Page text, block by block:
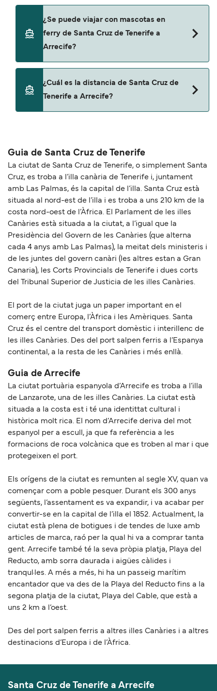
Balearia
Naviera Armas
¿Se puede viajar con mascotas en
ferry de Santa Cruz de Tenerife a
Arrecife?
ferry. Puede que necesites el pasaporte de tus
puedes viajar con mascotas con:
¿Cuál es la distancia de Santa Cruz de
Tenerife a Arrecife?
Guia de Santa Cruz de Tenerife
La ciutat de Santa Cruz de Tenerife, o simplement Santa
Cruz, es troba a l’illa canària de Tenerife i, juntament
amb Las Palmas, és la capital de l’illa. Santa Cruz està
situada al nord-est de l’illa i es troba a uns 210 km de la
costa nord-oest de l’Àfrica. El Parlament de les illes
Canàries està situada a la ciutat, a l’igual que la
Presidència del Govern de les Canàries (que alterna
cada 4 anys amb Las Palmas), la meitat dels ministeris i
de les juntes del govern canàri (les altres estan a Gran
Canaria), les Corts Provincials de Tenerife i dues corts
del Tribunal Superior de Justicia de les illes Canàries.
El port de la ciutat juga un paper important en el
comerç entre Europa, l’Àfrica i les Amèriques. Santa
Cruz és el centre del transport domèstic i interillenc de
les illes Canàries. Des del port salpen ferris a l’Espanya
continental, a la resta de les Canàries i més enllà.
Guia de Arrecife
La ciutat portuària espanyola d’Arrecife es troba a l’illa
de Lanzarote, una de les illes Canàries. La ciutat està
situada a la costa est i té una identittat cultural i
històrica molt rica. El nom d’Arrecife deriva del mot
espanyol per a escull, ja que fa referència a les
formacions de roca volcànica que es troben al mar i que
protegeixen el port.
Els orígens de la ciutat es remunten al segle XV, quan va
començar com a poble pesquer. Durant els 300 anys
següents, l’assentament es va expandir, i va acabar per
convertir-se en la capital de l’illa el 1852. Actualment, la
ciutat està plena de botigues i de tendes de luxe amb
articles de marca, raó per la qual hi va a comprar tanta
gent. Arrecife també té la seva pròpia platja, Playa del
Reducto, amb sorra daurada i aigües càlides i
tranqul·les. A més a més, hi ha un passeig marítim
encantador que va des de la Playa del Reducto fins a la
segona platja de la ciutat, Playa del Cable, que està a
uns 2 km a l’oest.
Des del port salpen ferris a altres illes Canàries i a altres
destinacions d’Europa i de l’Àfrica.
Santa Cruz de Tenerife a Arrecife